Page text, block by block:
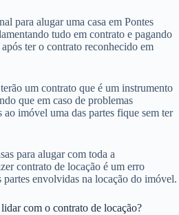
para alugar uma casa em Pontes
tudo em contrato e pagando
ter o contrato reconhecido em
um contrato que é um instrumento
que em caso de problemas
ao imóvel uma das partes fique sem ter
para alugar com toda a
contrato de locação é um erro
envolvidas na locação do imóvel.
com o contrato de locação?